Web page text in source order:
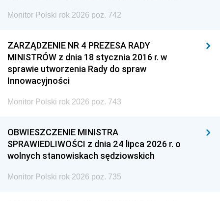
Monitor Polski rok 2026 poz. 742
ZARZĄDZENIE NR 4 PREZESA RADY
MINISTRÓW z dnia 18 stycznia 2016 r. w
sprawie utworzenia Rady do spraw
Innowacyjności
Monitor Polski rok 2026 poz. 743
OBWIESZCZENIE MINISTRA
SPRAWIEDLIWOŚCI z dnia 24 lipca 2026 r. o
wolnych stanowiskach sędziowskich
Monitor Polski rok 2026 poz. 735